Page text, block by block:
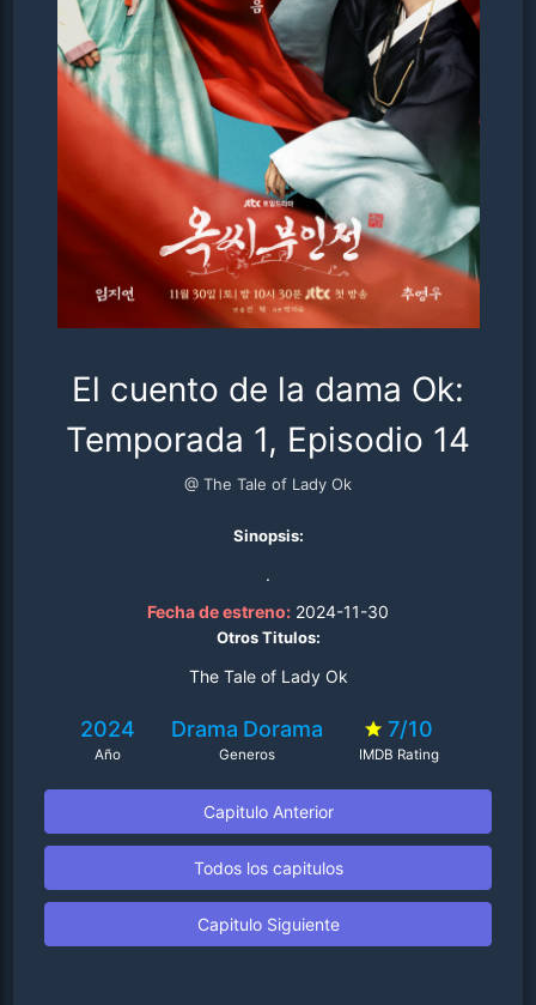
El cuento de la dama Ok:
Temporada 1, Episodio 14
@ The Tale of Lady Ok
Sinopsis:
.
Fecha de estreno: 2024-11-30
Otros Titulos:
The Tale of Lady Ok
2024
Año
Drama Dorama
Generos
7/10
IMDB Rating
Capitulo Anterior
Todos los capitulos
Capitulo Siguiente